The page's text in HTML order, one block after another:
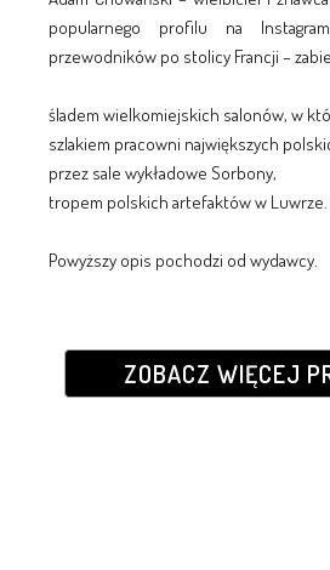
popularnego profilu na
przewodników po stolicy Francji –
śladem wielkomiejskich salonów, w
szlakiem pracowni największych
przez sale wykładowe Sorbony,
tropem polskich artefaktów w Luwrze.
Powyższy opis pochodzi od wydawcy.
ZOBACZ WIĘCEJ